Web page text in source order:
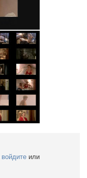
войдите или